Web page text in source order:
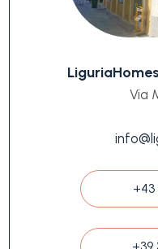
Via
+43
+39